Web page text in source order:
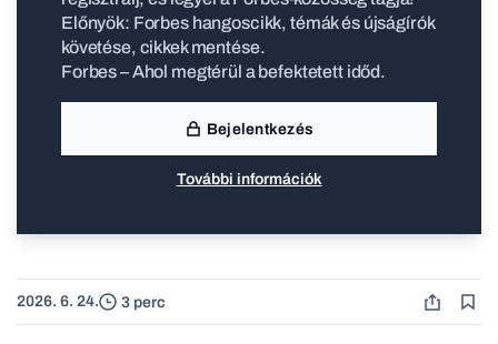
Előnyök: Forbes hangoscikk, témák és újságírók
követése, cikkek mentése.
Forbes – Ahol megtérül a befektetett időd.
Bejelentkezés
További információk
2026. 6. 24. 3 perc